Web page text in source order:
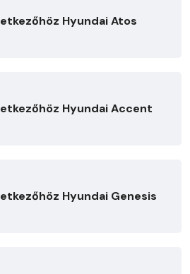
Hyundai Atos
Hyundai Accent
Hyundai Genesis